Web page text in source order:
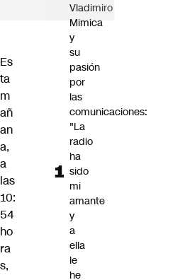
Es
ta
m
añ
an
a,
a
las
10:
54
ho
ra
s,
Vladimiro
Mimica
y
su
pasión
por
las
comunicaciones:
"La
radio
ha
sido
mi
amante
y
a
ella
le
he